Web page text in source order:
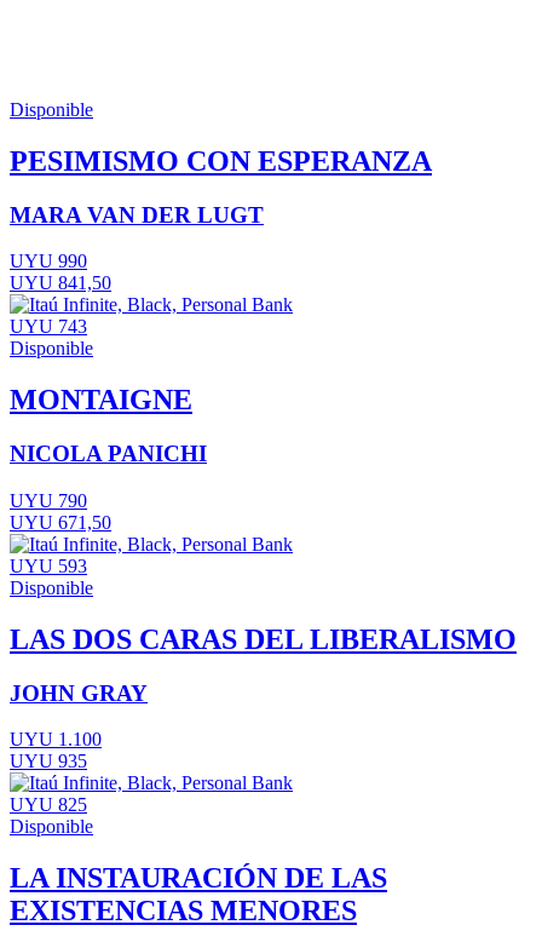
Disponible
PESIMISMO CON ESPERANZA
MARA VAN DER LUGT
UYU 990
UYU 841,50
UYU 743
Disponible
MONTAIGNE
NICOLA PANICHI
UYU 790
UYU 671,50
UYU 593
Disponible
LAS DOS CARAS DEL LIBERALISMO
JOHN GRAY
UYU 1.100
UYU 935
UYU 825
Disponible
LA INSTAURACIÓN DE LAS
EXISTENCIAS MENORES